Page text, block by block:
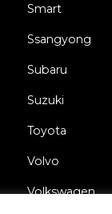
Smart
Ssangyong
Subaru
Suzuki
Toyota
Volvo
Volkswagen